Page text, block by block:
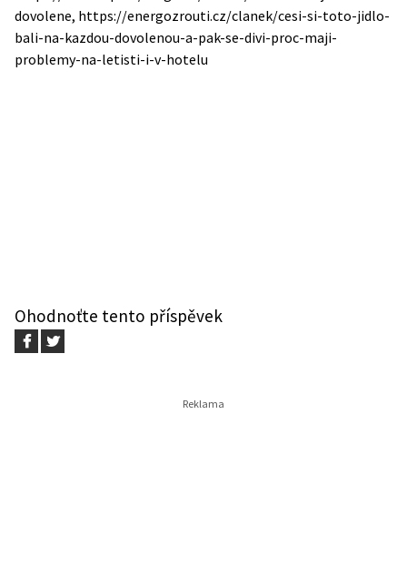
dovolene, https://energozrouti.cz/clanek/cesi-si-toto-jidlo-
bali-na-kazdou-dovolenou-a-pak-se-divi-proc-maji-
problemy-na-letisti-i-v-hotelu
Ohodnoťte tento příspěvek